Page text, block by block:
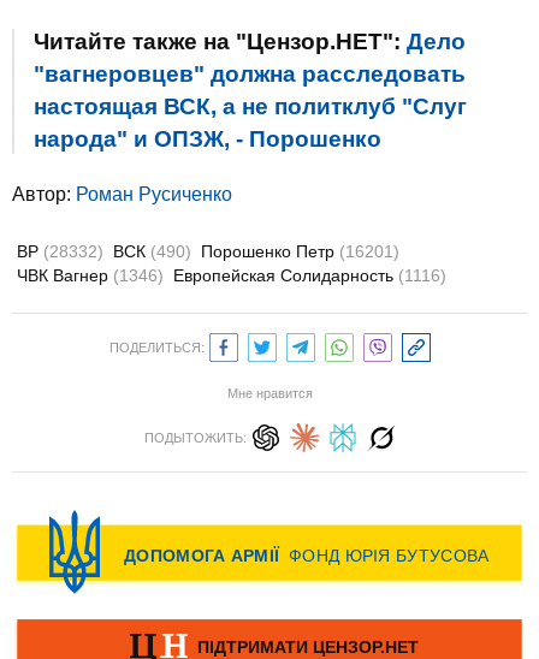
Читайте также на "Цензор.НЕТ": Дело
"вагнеровцев" должна расследовать
настоящая ВСК, а не политклуб "Слуг
народа" и ОПЗЖ, - Порошенко
Автор: Роман Русиченко
ВР (28332) ВСК (490) Порошенко Петр (16201)
ЧВК Вагнер (1346) Европейская Солидарность (1116)
ПОДЕЛИТЬСЯ:
Мне нравится
ПОДЫТОЖИТЬ: